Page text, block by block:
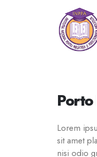
Lorem
sit amet
nisi odio